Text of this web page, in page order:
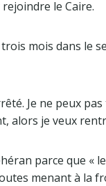
le Caire.
mois dans le
Je ne peux
alors je veux
parce que «
menant à la